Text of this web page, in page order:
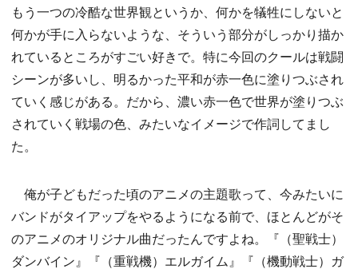
もう一つの冷酷な世界観というか、何かを犠牲にしないと
何かが手に入らないような、そういう部分がしっかり描か
れているところがすごい好きで。特に今回のクールは戦闘
シーンが多いし、明るかった平和が赤一色に塗りつぶされ
ていく感じがある。だから、濃い赤一色で世界が塗りつぶ
されていく戦場の色、みたいなイメージで作詞してまし
た。
俺が子どもだった頃のアニメの主題歌って、今みたいに
バンドがタイアップをやるようになる前で、ほとんどがそ
のアニメのオリジナル曲だったんですよね。『（聖戦士）
ダンバイン』『（重戦機）エルガイム』『（機動戦士）ガ